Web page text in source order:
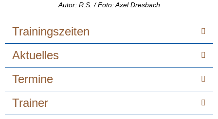
Autor: R.S. / Foto: Axel Dresbach
Trainingszeiten
Aktuelles
Termine
Trainer